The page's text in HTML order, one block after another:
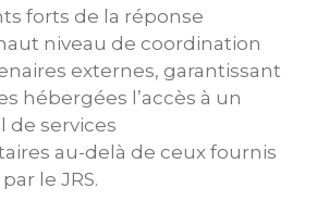
forts de la réponse
niveau de coordination
externes, garantissant
hébergées l’accès à un
de services
au-delà de ceux fournis
le JRS.